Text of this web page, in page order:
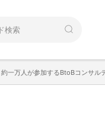
約一万人が参加するBtoBコンサ